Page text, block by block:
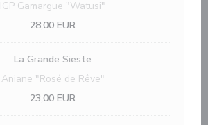
IGP Gamargue "Watusi"
28,00 EUR
La Grande Sieste
Aniane "Rosé de Rêve"
23,00 EUR